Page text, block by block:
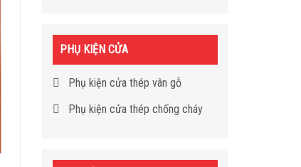
PHỤ KIỆN CỬA
Phụ kiện cửa thép vân gỗ
Phụ kiện cửa thép chống cháy